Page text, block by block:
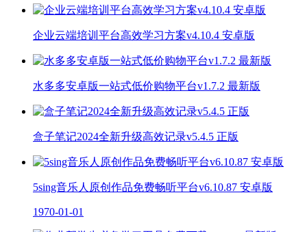
企业云端培训平台高效学习方案v4.10.4 安卓版
水多多安卓版一站式低价购物平台v1.7.2 最新版
盒子笔记2024全新升级高效记录v5.4.5 正版
5sing音乐人原创作品免费畅听平台v6.10.87 安卓版
1970-01-01